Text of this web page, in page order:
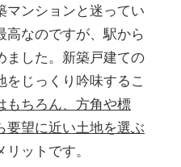
マンションと迷ってい
高なのですが、駅から
ました。新築戸建ての
じっくり吟味するこ
もちろん、方角や標
要望に近い土地を選ぶ
ットです。